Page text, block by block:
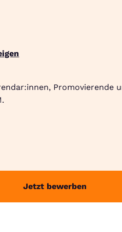
Promovierende
Jetzt bewerben